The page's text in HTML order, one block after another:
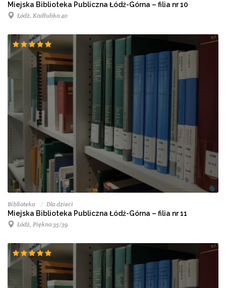
Miejska Biblioteka Publiczna Łódź-Górna – filia nr 10
Łódź, Kadłubka 40
Biblioteka Dla dzieci
Miejska Biblioteka Publiczna Łódź-Górna – filia nr 11
Łódź, Piękna 35/39